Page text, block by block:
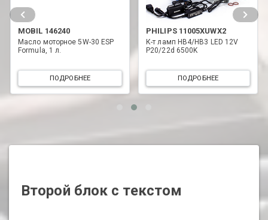
PHILIPS 11005XUWX2
К-т ламп HB4/HB3 LED 12V
P20/22d 6500K
ПОДРОБНЕЕ
MOBIL 146235
Масло Моторное MOBIL 1
FORM 5W30 4L
ПОДРОБНЕЕ
Второй блок с текстом